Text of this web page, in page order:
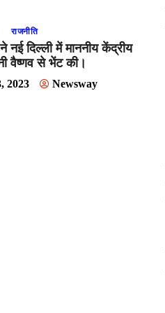
राजनीति
नई दिल्ली में माननीय केंद्रीय
वैष्णव से भेंट की।
2023 Newsway